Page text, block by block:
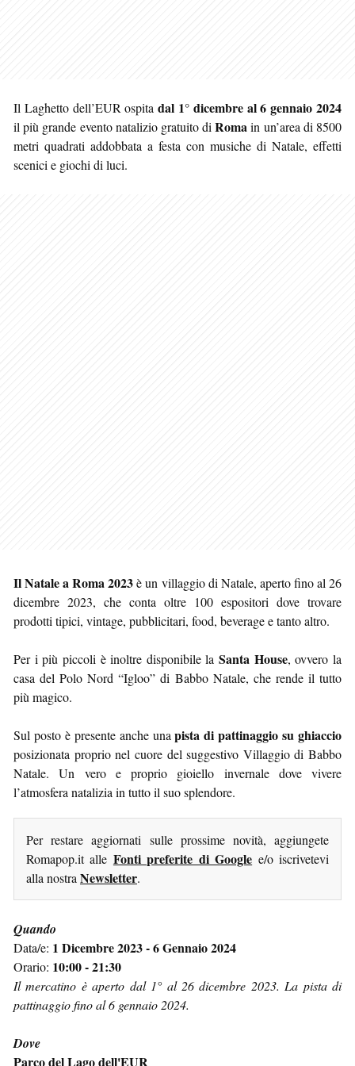
Il Laghetto dell’EUR ospitadal 1° dicembre al 6 gennaio 2024
il più grande evento natalizio gratuito diRomain un’area di 8500
metri quadrati addobbata a festa con musiche di Natale, effetti
scenici e giochi di luci.
Il Natale a Roma 2023è un villaggio di Natale, aperto fino al 26
dicembre 2023, che conta oltre 100 espositori dove trovare
prodotti tipici, vintage, pubblicitari, food, beverage e tanto altro.
Per i più piccoli è inoltre disponibile laSanta House, ovvero la
casa del Polo Nord “Igloo” di Babbo Natale, che rende il tutto
più magico.
Sul posto è presente anche unapista di pattinaggio su ghiaccio
posizionata proprio nel cuore del suggestivo Villaggio di Babbo
Natale. Un vero e proprio gioiello invernale dove vivere
l’atmosfera natalizia in tutto il suo splendore.
Per restare aggiornati sulle prossime novità, aggiungete
Romapop.it alle Fonti preferite di Google e/o iscrivetevi
alla nostra Newsletter.
Quando
Data/e: 1 Dicembre 2023 - 6 Gennaio 2024
Orario: 10:00 - 21:30
Il mercatino è aperto dal 1° al 26 dicembre 2023. La pista di
pattinaggio fino al 6 gennaio 2024.
Dove
Parco del Lago dell'EUR